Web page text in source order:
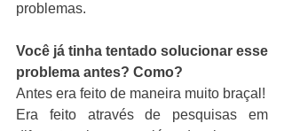
problemas.
Você já tinha tentado solucionar esse
problema antes? Como?
Antes era feito de maneira muito braçal!
Era feito através de pesquisas em